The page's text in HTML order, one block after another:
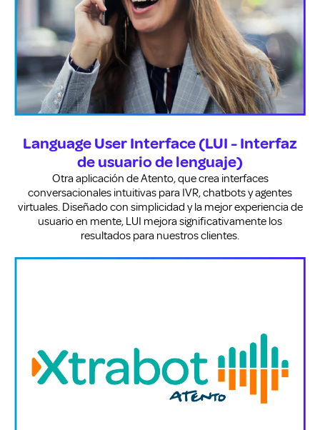
Language User Interface (LUI - Interfaz
de usuario de lenguaje)
Otra aplicación de Atento, que crea interfaces
conversacionales intuitivas para IVR, chatbots y agentes
virtuales. Diseñado con simplicidad y la mejor experiencia de
usuario en mente, LUI mejora significativamente los
resultados para nuestros clientes.